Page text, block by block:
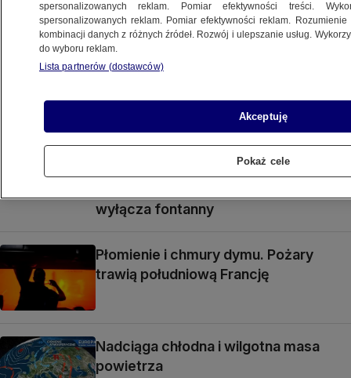
Prognoza pogody na pięć dni: deszcz,
deszcz i jeszcze raz deszcz
W Bieszczadach możecie wpaść
na niedźwiedzia. Jak zachować się
podczas spotkania?
wyłącza fontanny
Płomienie i chmury dymu. Pożary
trawią południową Francję
Nadciąga chłodna i wilgotna masa
powietrza
spersonalizowanych reklam. Pomiar efektywności treści.
spersonalizowanych reklam. Pomiar efektywności reklam.
kombinacji danych z różnych źródeł. Rozwój i ulepszanie usług.
do wyboru reklam.
Lista partnerów (dostawców)
Akceptuję
Pokaż cele